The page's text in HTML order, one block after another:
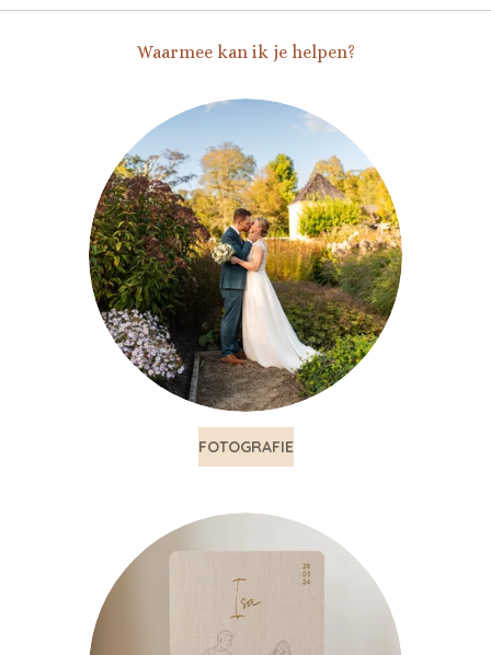
Waarmee kan ik je helpen?
FOTOGRAFIE